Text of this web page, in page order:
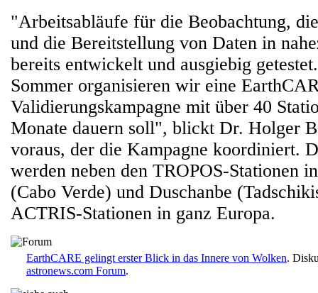
"Arbeitsabläufe für die Beobachtung,
und die Bereitstellung von Daten in
bereits entwickelt und ausgiebig
Sommer organisieren wir eine
Validierungskampagne mit über 40
Monate dauern soll", blickt Dr. Holger
voraus, der die Kampagne koordiniert.
werden neben den TROPOS-Stationen
(Cabo Verde) und Duschanbe
ACTRIS-Stationen in ganz Europa.
EarthCARE gelingt erster Blick in das Innere von Wolken.
astronews.com Forum.